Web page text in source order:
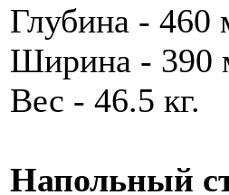
Глубина - 460
Ширина - 390
Вес - 46.5 кг.
Напольный